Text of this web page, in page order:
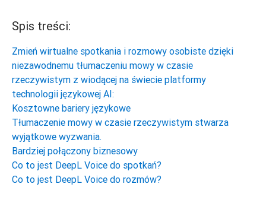
Spis treści:
Zmień wirtualne spotkania i rozmowy osobiste dzięki
niezawodnemu tłumaczeniu mowy w czasie
rzeczywistym z wiodącej na świecie platformy
technologii językowej AI:
Kosztowne bariery językowe
Tłumaczenie mowy w czasie rzeczywistym stwarza
wyjątkowe wyzwania.
Bardziej połączony biznesowy
Co to jest DeepL Voice do spotkań?
Co to jest DeepL Voice do rozmów?